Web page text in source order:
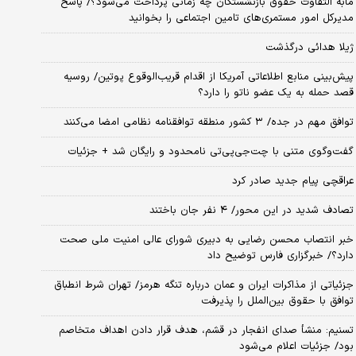
مدیرکل امور مستمری‌های تامین اجتماعی را بخوانید
ژیلا هدائی درگذشت
پیش‌بینی منابع اطلاعاتی آمریکا از اقدام قریب‌الوقوع پوتین/ روسیه
قصد حمله به یک عضو ناتو را دارد؟
توافق مهم در جده/ ۳ کشور منطقه توافقنامه نظامی امضا می‌کنند
گفت‌وگوی متنی با چت‌جی‌پی‌تی نامحدود و رایگان شد + جزئیات
عراقچی پیام جدید صادر کرد
تصادف شدید در این محور/ ۴ نفر جان باختند
خبر انتصاب محسن رضایی به دبیری شورای عالی امنیت ملی صحت
دارد؟/ خبرگزاری فارس توضیح داد
جزئیاتی از مذاکرات ایران و عمان درباره تنگه هرمز/ تهران شرط انطباق
توافق با حقوق بین‌الملل را پذیرفت
تسنیم: منشأ صدای انفجار در قشم، هدف قرار دادن اهداف متخاصم
بود/ جزئیات اعلام می‌شود